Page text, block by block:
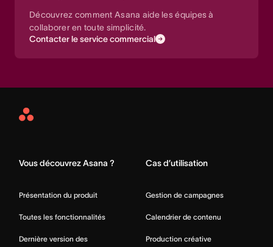
Découvrez comment Asana aide les équipes à
collaborer en toute simplicité.
Contacter le service commercial
Asana
Vous découvrez Asana ?
Présentation du produit
Toutes les fonctionnalités
Dernière version des
Cas d’utilisation
Gestion de campagnes
Calendrier de contenu
Production créative